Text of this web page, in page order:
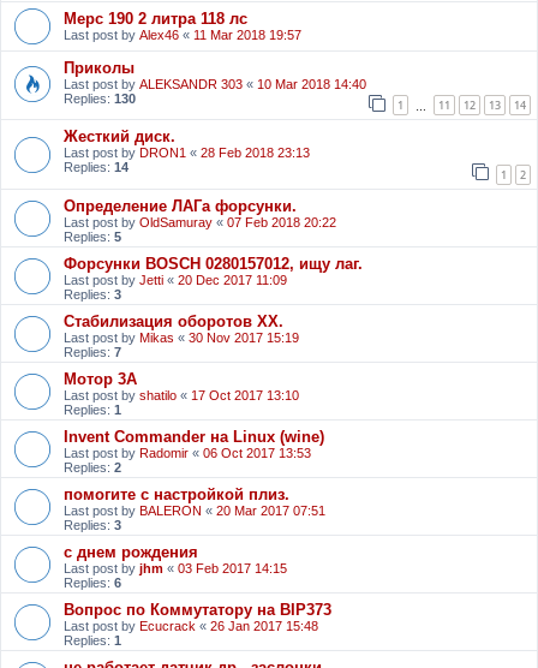
Мерс 190 2 литра 118 лс
Last post by Alex46 « 11 Mar 2018 19:57
Приколы
Last post by ALEKSANDR 303 « 10 Mar 2018 14:40
Replies: 130 1 11 12 13 14
Жесткий диск.
Last post by DRON1 « 28 Feb 2018 23:13
Replies: 14 1 2
Определение ЛАГа форсунки.
Last post by OldSamuray « 07 Feb 2018 20:22
Replies: 5
Форсунки BOSCH 0280157012, ищу лаг.
Last post by Jetti « 20 Dec 2017 11:09
Replies: 3
Стабилизация оборотов ХХ.
Last post by Mikas « 30 Nov 2017 15:19
Replies: 7
Мотор 3А
Last post by shatilo « 17 Oct 2017 13:10
Replies: 1
Invent Commander на Linux (wine)
Last post by Radomir « 06 Oct 2017 13:53
Replies: 2
помогите с настройкой плиз.
Last post by BALERON « 20 Mar 2017 07:51
Replies: 3
с днем рождения
Last post by jhm « 03 Feb 2017 14:15
Replies: 6
Вопрос по Коммутатору на ВІР373
Last post by Ecucrack « 26 Jan 2017 15:48
Replies: 1